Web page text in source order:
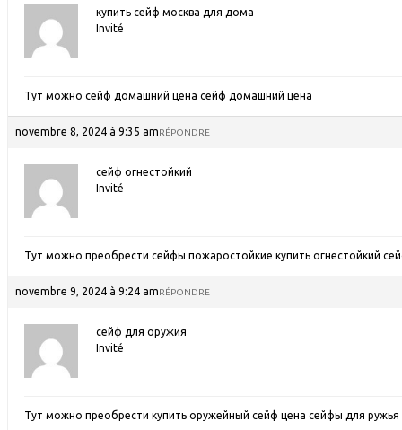
купить сейф москва для дома
Invité
Тут можно сейф домашний цена сейф домашний цена
novembre 8, 2024 à 9:35 amRÉPONDRE
сейф огнестойкий
Invité
Тут можно преобрести сейфы пожаростойкие купить огнестойкий
novembre 9, 2024 à 9:24 amRÉPONDRE
сейф для оружия
Invité
Тут можно преобрести купить оружейный сейф цена сейфы для ружья